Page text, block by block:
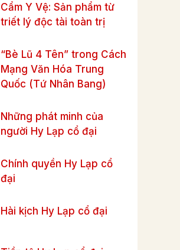
Cẩm Y Vệ: Sản phẩm từ
triết lý độc tài toàn trị
“Bè Lũ 4 Tên” trong Cách
Mạng Văn Hóa Trung
Quốc (Tứ Nhân Bang)
Những phát minh của
người Hy Lạp cổ đại
Chính quyền Hy Lạp cổ
đại
Hài kịch Hy Lạp cổ đại